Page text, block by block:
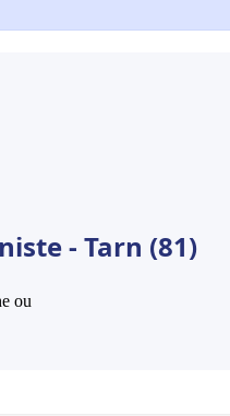
- Tarn (81)
ou